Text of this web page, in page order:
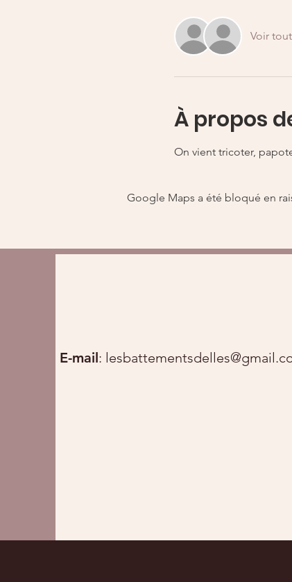
Voir tout
À propos
On vient tricoter,
Google Maps a été bloqué en
E-mail: